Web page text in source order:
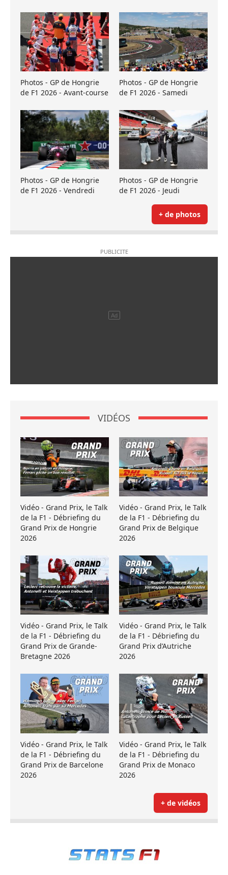
Photos - GP de Hongrie
de F1 2026 - Avant-course
Photos - GP de Hongrie
de F1 2026 - Samedi
Photos - GP de Hongrie
de F1 2026 - Vendredi
Photos - GP de Hongrie
de F1 2026 - Jeudi
+ de photos
VIDÉOS
Vidéo - Grand Prix, le Talk
de la F1 - Débriefing du
Grand Prix de Hongrie
2026
Vidéo - Grand Prix, le Talk
de la F1 - Débriefing du
Grand Prix de Belgique
2026
Vidéo - Grand Prix, le Talk
de la F1 - Débriefing du
Grand Prix de Grande-
Bretagne 2026
Vidéo - Grand Prix, le Talk
de la F1 - Débriefing du
Grand Prix d’Autriche
2026
Vidéo - Grand Prix, le Talk
de la F1 - Débriefing du
Grand Prix de Barcelone
2026
Vidéo - Grand Prix, le Talk
de la F1 - Débriefing du
Grand Prix de Monaco
2026
+ de vidéos